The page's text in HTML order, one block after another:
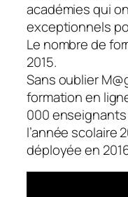
académies qui
exceptionnels
Le nombre de
2015.
Sans oublier
formation en
000
l’année scolaire
déployée en